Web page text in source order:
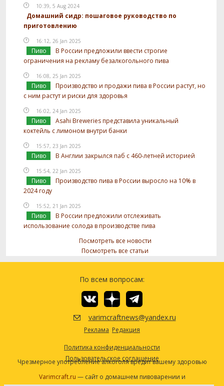
10:39, 5 Aug 2024
Домашний сидр: пошаговое руководство по
приготовлению
16:12, 26 Jan 2025
Пиво
В России предложили ввести строгие
ограничения на рекламу безалкогольного пива
16:08, 25 Jan 2025
Пиво
Производство и продажи пива в России растут, но
с ним растут и риски для здоровья
16:02, 24 Jan 2025
Пиво
Asahi Breweries представила уникальный
коктейль с лимоном внутри банки
15:57, 23 Jan 2025
Пиво В Англии закрылся паб с 460-летней историей
15:54, 22 Jan 2025
Пиво
Производство пива в России выросло на 10% в
2024 году
15:52, 21 Jan 2025
Пиво
В России предложили отслеживать
использование солода в производстве пива
Посмотреть все новости
Посмотреть все статьи
По всем вопросам:
varimcraftnews@yandex.ru
Реклама Редакция
Политика конфиденциальности
Пользовательское соглашение
Чрезмерное употребление алкоголя вредит вашему здоровью
Varimcraft.ru — сайт о домашнем пивоварении и